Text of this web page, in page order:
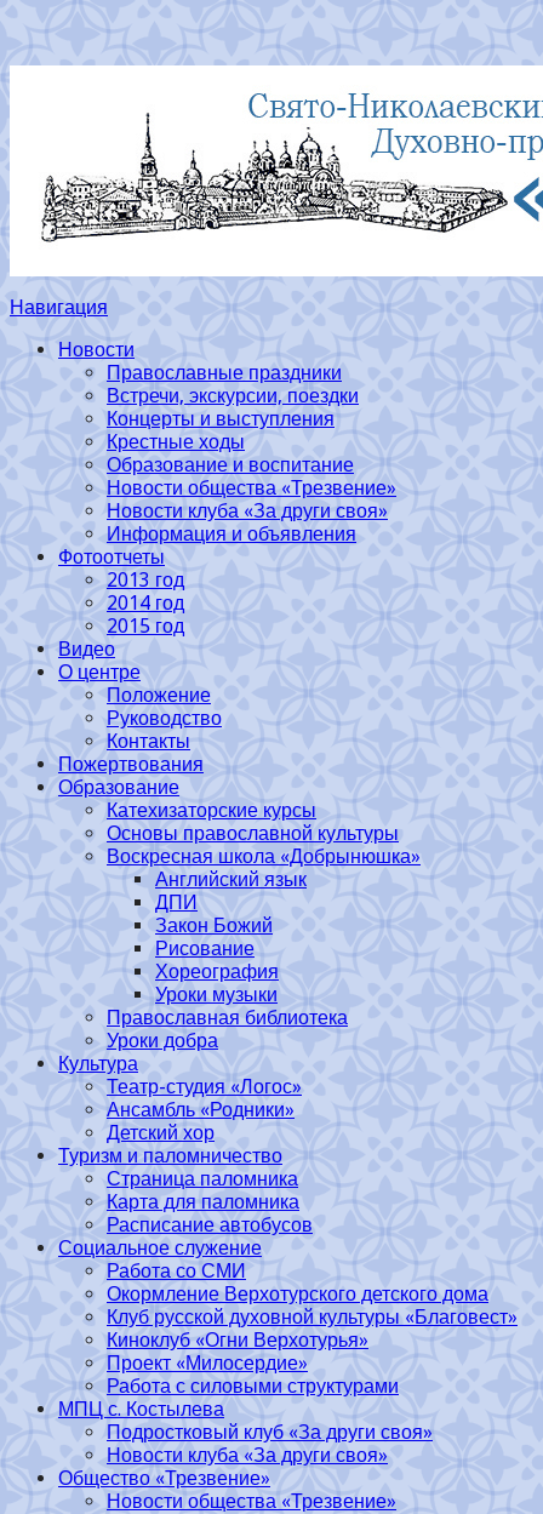
Навигация
Новости
Православные праздники
Встречи, экскурсии, поездки
Концерты и выступления
Крестные ходы
Образование и воспитание
Новости общества «Трезвение»
Новости клуба «За други своя»
Информация и объявления
Фотоотчеты
2013 год
2014 год
2015 год
Видео
О центре
Положение
Руководство
Контакты
Пожертвования
Образование
Катехизаторские курсы
Основы православной культуры
Воскресная школа «Добрынюшка»
Английский язык
ДПИ
Закон Божий
Рисование
Хореография
Уроки музыки
Православная библиотека
Уроки добра
Культура
Театр-студия «Логос»
Ансамбль «Родники»
Детский хор
Туризм и паломничество
Страница паломника
Карта для паломника
Расписание автобусов
Социальное служение
Работа со СМИ
Окормление Верхотурского детского дома
Клуб русской духовной культуры «Благовест»
Киноклуб «Огни Верхотурья»
Проект «Милосердие»
Работа с силовыми структурами
МПЦ с. Костылева
Подростковый клуб «За други своя»
Новости клуба «За други своя»
Общество «Трезвение»
Новости общества «Трезвение»